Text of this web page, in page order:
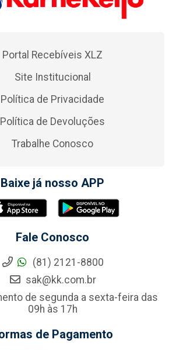
Portal Recebíveis XLZ
Site Institucional
Política de Privacidade
Política de Devoluções
Trabalhe Conosco
Baixe já nosso APP
Fale Conosco
(81) 2121-8800
sak@kk.com.br
de segunda a sexta-feira das
09h às 17h
de Pagamento